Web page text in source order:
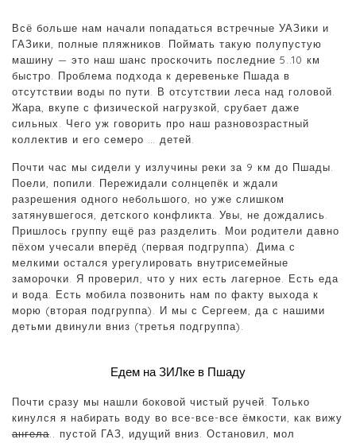
Всё больше нам начали попадаться встречные УАЗики и
ГАЗики, полные пляжников. Поймать такую полупустую
машину — это наш шанс проскочить последние 5..10 км
быстро. Проблема подхода к деревеньке Пшада в
отсутствии воды по пути. В отсутствии леса над головой.
Жара, вкупе с физической нагрузкой, срубает даже
сильных. Чего уж говорить про наш разновозрастный
коллектив и его семеро … детей.
Почти час мы сидели у излучины реки за 9 км до Пшады.
Поели, попили. Пережидали солнцепёк и ждали
разрешения одного небольшого, но уже слишком
затянувшегося, детского конфликта. Увы, не дождались.
Пришлось группу ещё раз разделить. Мои родители давно
пёхом учесали вперёд (первая подгруппа). Дима с
мелкими остался урегулировать внутрисемейные
заморочки. Я проверил, что у них есть лагерное. Есть еда
и вода. Есть мобила позвонить нам по факту выхода к
морю (вторая подгруппа). И мы с Сергеем, да с нашими
детьми двинули вниз (третья подгруппа).
Едем на ЗИЛке в Пшаду
Почти сразу мы нашли боковой чистый ручей. Только
кинулся я набирать воду во все-все-все ёмкости, как вижу
ангела .. пустой ГАЗ, идущий вниз. Остановил, мол